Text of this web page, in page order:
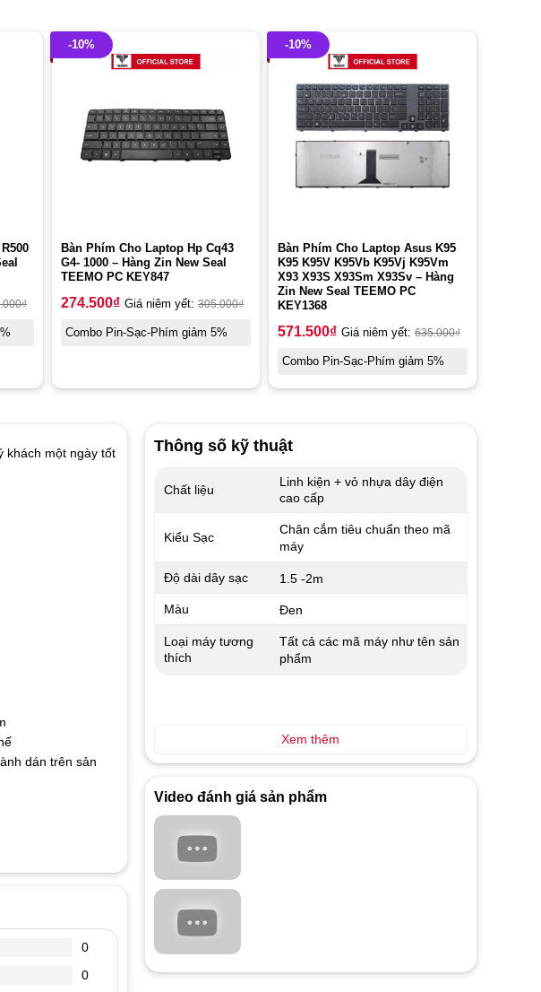
₫
-10%
Bàn Phím Cho Laptop Hp Cq43
G4- 1000 – Hàng Zin New Seal
TEEMO PC KEY847
274.500₫ Giá niêm yết: 305.000₫
Combo Pin-Sạc-Phím giảm 5%
-10%
Bàn Phím Cho Laptop Asus K95
K95 K95V K95Vb K95Vj K95Vm
X93 X93S X93Sm X93Sv – Hàng
Zin New Seal TEEMO PC
KEY1368
571.500₫ Giá niêm yết: 635.000₫
Combo Pin-Sạc-Phím giảm 5%
một ngày tốt
dán trên sản
thời gian.
ngay mà
chính xác
không hiện ra
0
0
Thông số kỹ thuật
Chất liệu
Linh kiện + vỏ nhựa dây điện
cao cấp
Kiểu Sạc
Chân cắm tiêu chuẩn theo mã
máy
Độ dài dây sạc 1.5 -2m
Màu Đen
Loại máy tương
thích
Tất cả các mã máy như tên sản
phẩm
Xem thêm
Video đánh giá sản phẩm